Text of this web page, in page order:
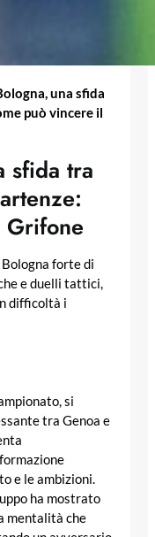
una sfida
può vincere il
sfida tra
forte di
e duelli tattici,
difficoltà i
si
tra Genoa e
e le ambizioni.
ha mostrato
mentalità che